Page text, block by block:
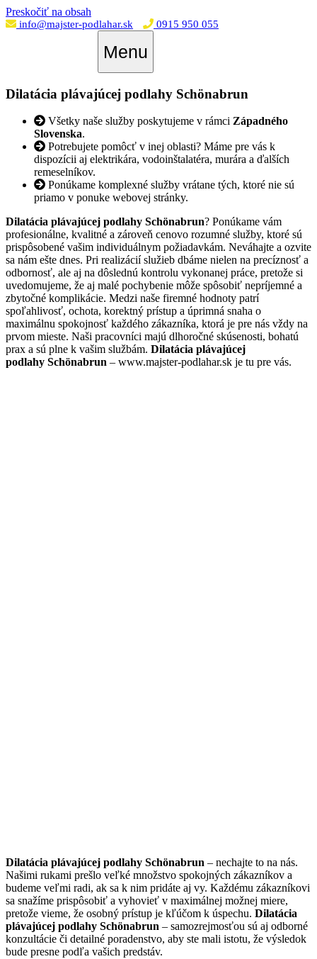
Preskočiť na obsah
info@majster-podlahar.sk 0915 950 055
Menu
Dilatácia plávajúcej podlahy Schönabrun
Všetky naše služby poskytujeme v rámci Západného
Slovenska.
Potrebujete pomôcť v inej oblasti? Máme pre vás k
dispozícii aj elektrikára, vodoinštalatéra, murára a ďalších
remeselníkov.
Ponúkame komplexné služby vrátane tých, ktoré nie sú
priamo v ponuke webovej stránky.
Dilatácia plávajúcej podlahy Schönabrun? Ponúkame vám
profesionálne, kvalitné a zároveň cenovo rozumné služby, ktoré sú
prispôsobené vašim individuálnym požiadavkám. Neváhajte a ozvite
sa nám ešte dnes. Pri realizácií služieb dbáme nielen na precíznosť a
odbornosť, ale aj na dôslednú kontrolu vykonanej práce, pretože si
uvedomujeme, že aj malé pochybenie môže spôsobiť nepríjemné a
zbytočné komplikácie. Medzi naše firemné hodnoty patrí
spoľahlivosť, ochota, korektný prístup a úprimná snaha o
maximálnu spokojnosť každého zákazníka, ktorá je pre nás vždy na
prvom mieste. Naši pracovníci majú dlhoročné skúsenosti, bohatú
prax a sú plne k vašim službám. Dilatácia plávajúcej
podlahy Schönabrun – www.majster-podlahar.sk je tu pre vás.
Dilatácia plávajúcej podlahy Schönabrun – nechajte to na nás.
Našimi rukami prešlo veľké množstvo spokojných zákazníkov a
budeme veľmi radi, ak sa k nim pridáte aj vy. Každému zákazníkovi
sa snažíme prispôsobiť a vyhovieť v maximálnej možnej miere,
pretože vieme, že osobný prístup je kľúčom k úspechu. Dilatácia
plávajúcej podlahy Schönabrun – samozrejmosťou sú aj odborné
konzultácie či detailné poradenstvo, aby ste mali istotu, že výsledok
bude presne podľa vašich predstáv.